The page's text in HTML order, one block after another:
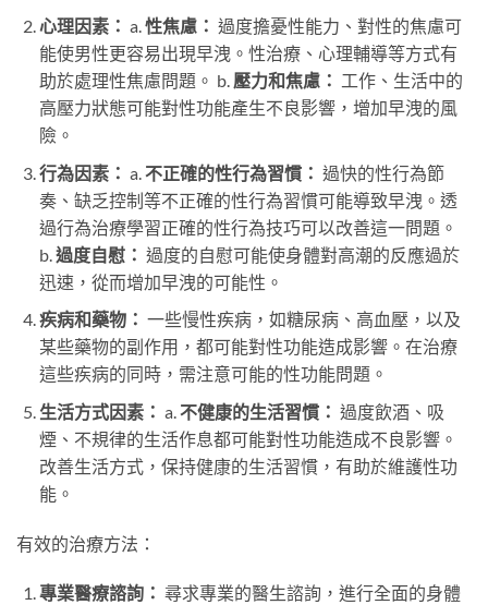
心理因素： a.性焦慮： 過度擔憂性能力、對性的焦慮可
能使男性更容易出現早洩。性治療、心理輔導等方式有
助於處理性焦慮問題。 b. 壓力和焦慮： 工作、生活中的
高壓力狀態可能對性功能產生不良影響，增加早洩的風
險。
行為因素： a. 不正確的性行為習慣： 過快的性行為節
奏、缺乏控制等不正確的性行為習慣可能導致早洩。透
過行為治療學習正確的性行為技巧可以改善這一問題。
b. 過度自慰： 過度的自慰可能使身體對高潮的反應過於
迅速，從而增加早洩的可能性。
疾病和藥物： 一些慢性疾病，如糖尿病、高血壓，以及
某些藥物的副作用，都可能對性功能造成影響。在治療
這些疾病的同時，需注意可能的性功能問題。
生活方式因素： a. 不健康的生活習慣： 過度飲酒、吸
煙、不規律的生活作息都可能對性功能造成不良影響。
改善生活方式，保持健康的生活習慣，有助於維護性功
能。
有效的治療方法：
專業醫療諮詢： 尋求專業的醫生諮詢，進行全面的身體